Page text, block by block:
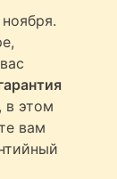
, в этом
вам